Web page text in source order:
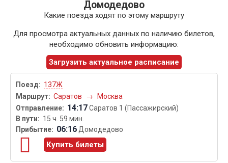
Домодедово
Какие поезда ходят по этому маршруту
Для просмотра актуальных данных по наличию билетов,
необходимо обновить информацию:
Загрузить актуальное расписание
137Ж
Саратов
→ Москва
14:17Саратов 1 (Пассажирский)
15 ч. 59 мин.
06:16Домодедово
Купить билеты